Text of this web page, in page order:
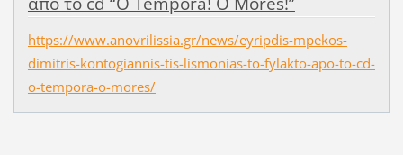
https://www.anovrilissia.gr/news/eyripdis-mpekos-
dimitris-kontogiannis-tis-lismonias-to-fylakto-apo-to-cd-
o-tempora-o-mores/